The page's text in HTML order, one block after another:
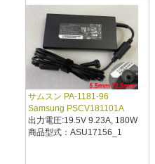
サムスン PA-1181-96
Samsung PSCV181101A
出力電圧:19.5V 9.23A, 180W
商品型式：ASU17156_1